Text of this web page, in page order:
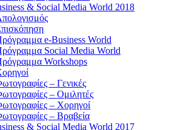
& Social Media World 2018
e-Business World
Social Media World
Workshops
– Γενικές
– Ομιλητές
– Χορηγοί
– Βραβεία
& Social Media World 2017